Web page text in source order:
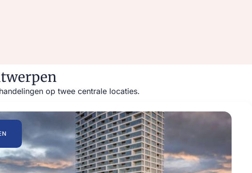
op twee centrale locaties.